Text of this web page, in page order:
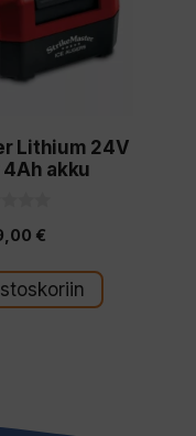
Lithium 24V
akku
€